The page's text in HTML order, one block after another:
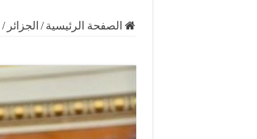
الصفحة الرئيسية / الجزائر /